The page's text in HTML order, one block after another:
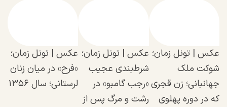
عکس | تونل زمان؛
شوکت ملک
جهانبانی؛ زن قجری
که در دوره پهلوی
عکس |‌ تونل زمان؛
شرط‌بندی عجیب
«رجب گامبو» در
رشت و مرگ پس از
عکس | تونل زمان؛
«فرح» در میان زنان
لرستانی؛ سال ۱۳۵۶